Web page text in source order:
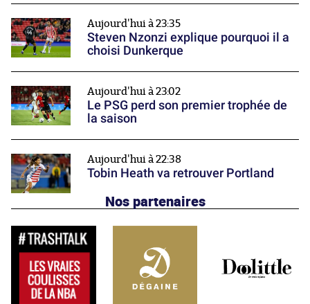
Aujourd'hui à 23:35
Steven Nzonzi explique pourquoi il a
choisi Dunkerque
Aujourd'hui à 23:02
Le PSG perd son premier trophée de
la saison
Aujourd'hui à 22:38
Tobin Heath va retrouver Portland
Nos partenaires